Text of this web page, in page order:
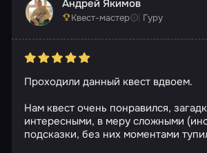
Андрей Якимов
Квест-мастер Гуру
Проходили данный квест вдвоем.
Нам квест очень понравился,
интересными, в меру сложными
подсказки, без них моментами